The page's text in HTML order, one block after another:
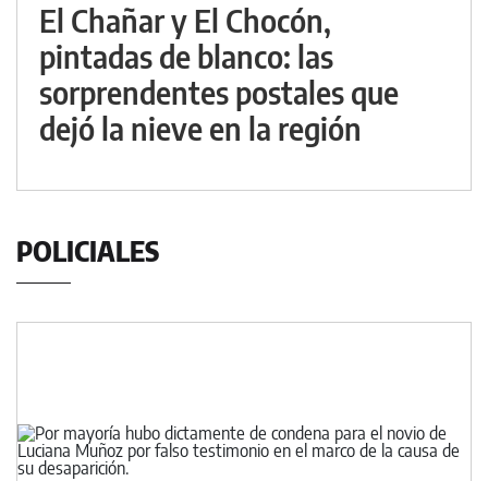
El Chañar y El Chocón,
pintadas de blanco: las
sorprendentes postales que
dejó la nieve en la región
POLICIALES